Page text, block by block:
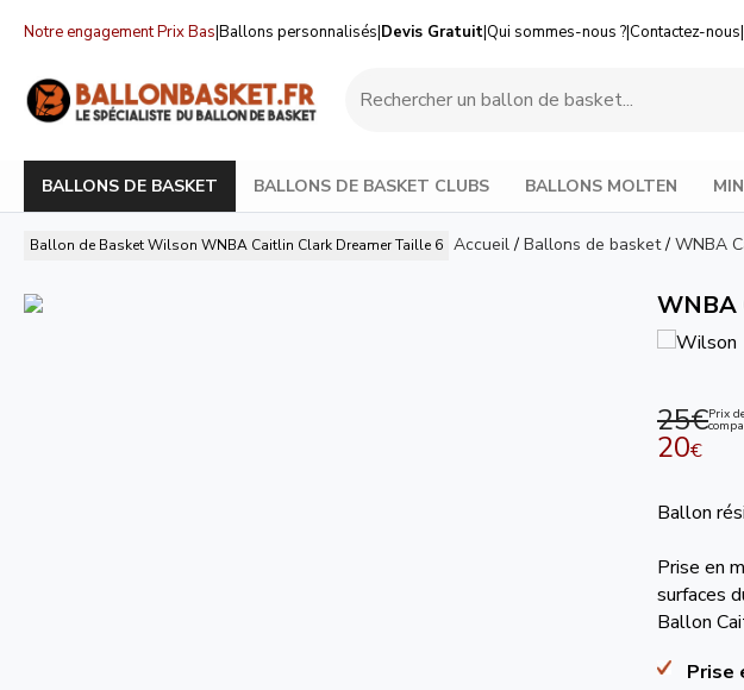
Notre engagement Prix Bas|Ballons personnalisés|Devis Gratuit|Qui sommes-nous ?|Contactez-nous|
BALLONS DE BASKET BALLONS DE BASKET CLUBS BALLONS MOLTEN
Ballon de Basket Wilson WNBA Caitlin Clark Dreamer Taille 6 Accueil / Ballons de basket/ WNBA
WNBA
25€Prix
20€
Ballon
Prise en
surfaces
Ballon
Prise